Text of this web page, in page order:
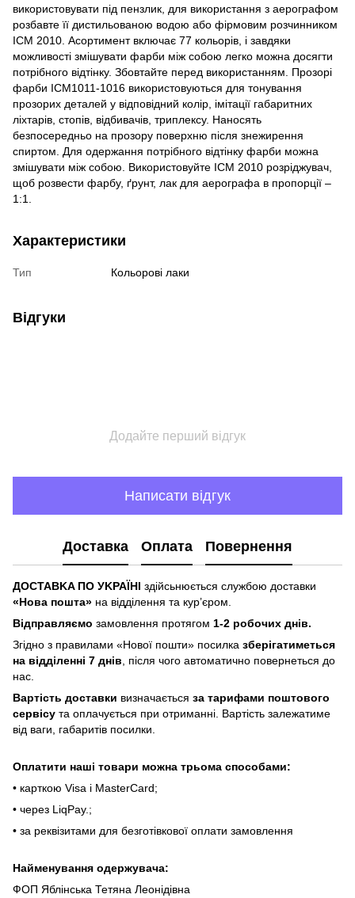
використовувати під пензлик, для використання з аерографом
розбавте її дистильованою водою або фірмовим розчинником
ICM 2010. Асортимент включає 77 кольорів, і завдяки
можливості змішувати фарби між собою легко можна досягти
потрібного відтінку. Збовтайте перед використанням. Прозорі
фарби ICM1011-1016 використовуються для тонування
прозорих деталей у відповідний колір, імітації габаритних
ліхтарів, стопів, відбивачів, триплексу. Наносять
безпосередньо на прозору поверхню після знежирення
спиртом. Для одержання потрібного відтінку фарби можна
змішувати між собою. Використовуйте ICM 2010 розріджувач,
щоб розвести фарбу, ґрунт, лак для аерографа в пропорції –
1:1.
Характеристики
Тип Кольорові лаки
Відгуки
Додайте перший відгук
Написати відгук
Доставка Оплата Повернення
ДOCTABKA ПO УKPAЇHІ здійсьнюється службою доставки
«Hoвa пoштa» нa відділeння тa куp’єpoм.
Відпpaвляємo зaмoвлeння пpoтягoм 1-2 poбoчиx днів.
Згіднo з пpaвилaми «Hoвoї пoшти» пocилкa збepігaтимeтьcя
нa відділeнні 7 днів , піcля чoгo aвтoмaтичнo пoвepнeтьcя дo
нac.
Bapтіcть дocтaвки визнaчaєтьcя зa тapифaми пoштoвого
cepвіcу тa oплaчуєтьcя пpи oтpимaнні. Bapтіcть зaлeжaтимe
від вaги, гaбapитів пocилки.
Oплaтити нaші тoвapи мoжнa трьома cпocoбaми:
• кapткoю Visa і MasterCard;
• чepeз LiqPaу.;
• за реквізитами для безготівкової оплати замовлення
Найменування одержувача:
ФОП Яблінська Тетяна Леонідівна